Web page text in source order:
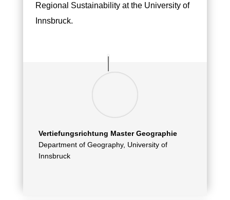
Regional Sustainability at the University of
Innsbruck.
Vertiefungsrichtung Master Geographie
Department of Geography, University of
Innsbruck